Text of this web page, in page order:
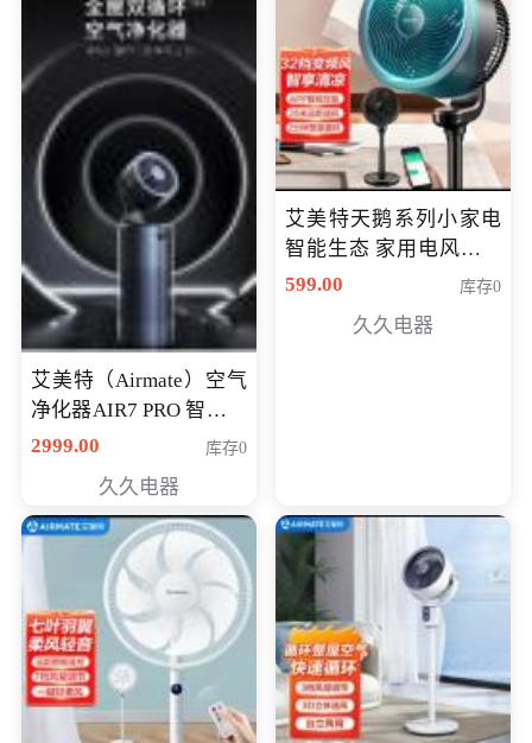
艾美特（Airmate）空气
净化器AIR7 PRO 智能全
屋空气循环负离子旗舰
2999.00 库存0
久久电器
艾美特天鹅系列小家电
智能生态 家用电风扇直
流变频节能轻音空气循
鹅，白天鹅智能)
599.00 库存0
久久电器